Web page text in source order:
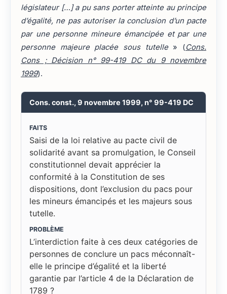
législateur […] a pu sans porter atteinte au principe
d’égalité, ne pas autoriser la conclusion d’un pacte
par une personne mineure émancipée et par une
personne majeure placée sous tutelle» (Cons.
Cons ; Décision n° 99-419 DC du 9 novembre
1999).
Cons. const., 9 novembre 1999, n° 99-419 DC
FAITS
Saisi de la loi relative au pacte civil de
solidarité avant sa promulgation, le Conseil
constitutionnel devait apprécier la
conformité à la Constitution de ses
dispositions, dont l’exclusion du pacs pour
les mineurs émancipés et les majeurs sous
tutelle.
PROBLÈME
L’interdiction faite à ces deux catégories de
personnes de conclure un pacs méconnaît-
elle le principe d’égalité et la liberté
garantie par l’article 4 de la Déclaration de
1789 ?